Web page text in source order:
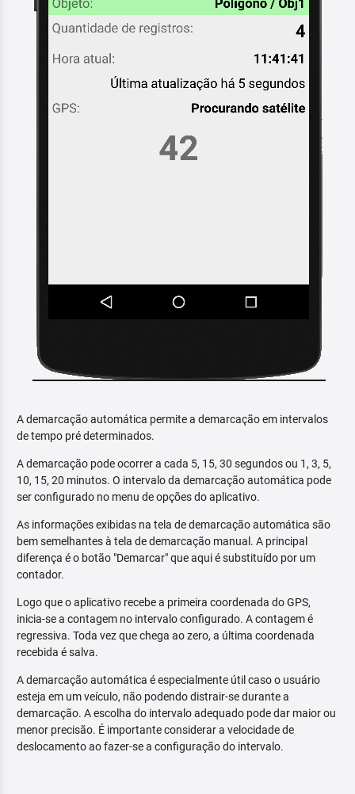
A demarcação automática permite a demarcação em intervalos
de tempo pré determinados.
A demarcação pode ocorrer a cada 5, 15, 30 segundos ou 1, 3, 5,
10, 15, 20 minutos. O intervalo da demarcação automática pode
ser configurado no menu de opções do aplicativo.
As informações exibidas na tela de demarcação automática são
bem semelhantes à tela de demarcação manual. A principal
diferença é o botão "Demarcar" que aqui é substituído por um
contador.
Logo que o aplicativo recebe a primeira coordenada do GPS,
inicia-se a contagem no intervalo configurado. A contagem é
regressiva. Toda vez que chega ao zero, a última coordenada
recebida é salva.
A demarcação automática é especialmente útil caso o usuário
esteja em um veículo, não podendo distrair-se durante a
demarcação. A escolha do intervalo adequado pode dar maior ou
menor precisão. É importante considerar a velocidade de
deslocamento ao fazer-se a configuração do intervalo.